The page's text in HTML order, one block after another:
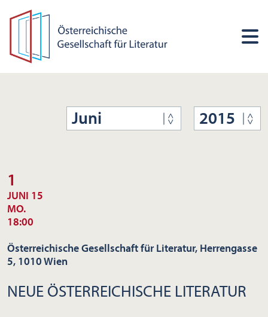
Juni 2015
1
JUNI 15
MO.
18:00
Österreichische Gesellschaft für Literatur, Herrengasse
5, 1010 Wien
NEUE ÖSTERREICHISCHE LITERATUR